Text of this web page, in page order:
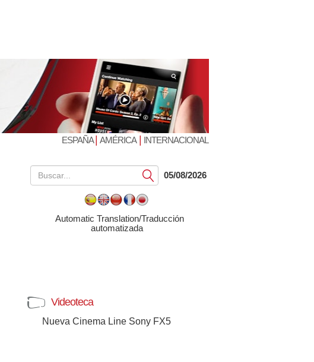
ESPAÑA| AMÉRICA| INTERNACIONAL
Submit05/08/2026
Automatic Translation/Traducción
automatizada
Videoteca
Nueva Cinema Line Sony FX5